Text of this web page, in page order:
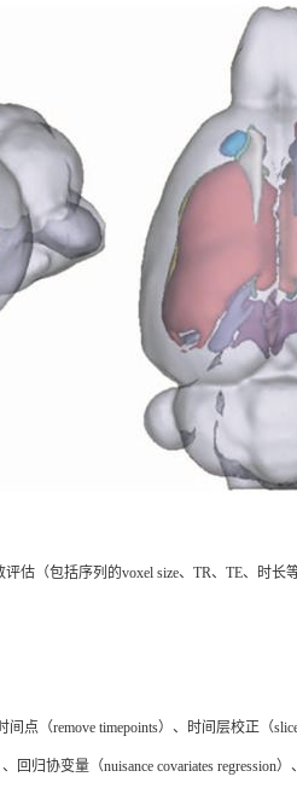
估（包括序列的voxel size、TR、TE、时
点（remove timepoints）、时间层校正（
归协变量（nuisance covariates